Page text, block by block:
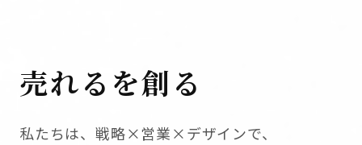
売れるを創る
私たちは、戦略×営業×デザインで、